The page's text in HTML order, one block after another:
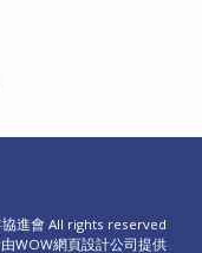
進會 All rights reserved
由WOW網頁設計公司提供